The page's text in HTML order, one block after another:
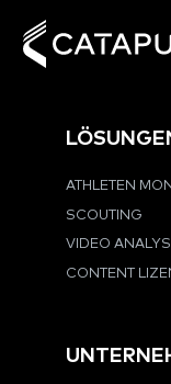
ATHLETEN
SCOUTING
VIDEO
CONTENT